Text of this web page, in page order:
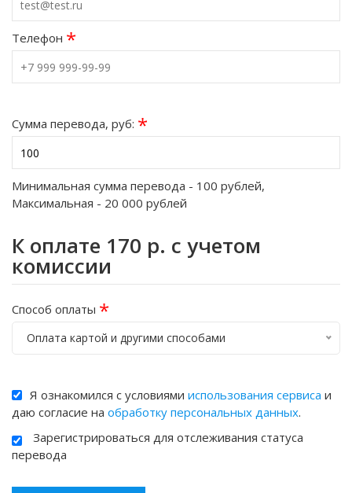
Телефон *
Сумма перевода, руб: *
Минимальная сумма перевода - 100 рублей,
Максимальная - 20 000 рублей
К оплате 170 р. с учетом
комиссии
Способ оплаты *
Оплата картой и другими способами
Я ознакомился с условиями использования сервиса и
даю согласие на обработку персональных данных.
Зарегистрироваться для отслеживания статуса
перевода